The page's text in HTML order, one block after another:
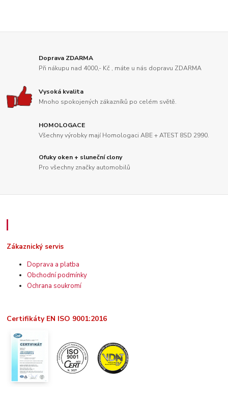
Doprava ZDARMA
Při nákupu nad 4000,- Kč , máte u nás dopravu ZDARMA
Vysoká kvalita
Mnoho spokojených zákazníků po celém světě.
HOMOLOGACE
Všechny výrobky mají Homologaci ABE + ATEST 8SD 2990.
Ofuky oken + sluneční clony
Pro všechny značky automobilů
Zákaznický servis
Doprava a platba
Obchodní podmínky
Ochrana soukromí
Certifikáty EN ISO 9001:2016